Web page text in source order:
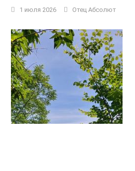
1 июля 2026 Отец Абсолют